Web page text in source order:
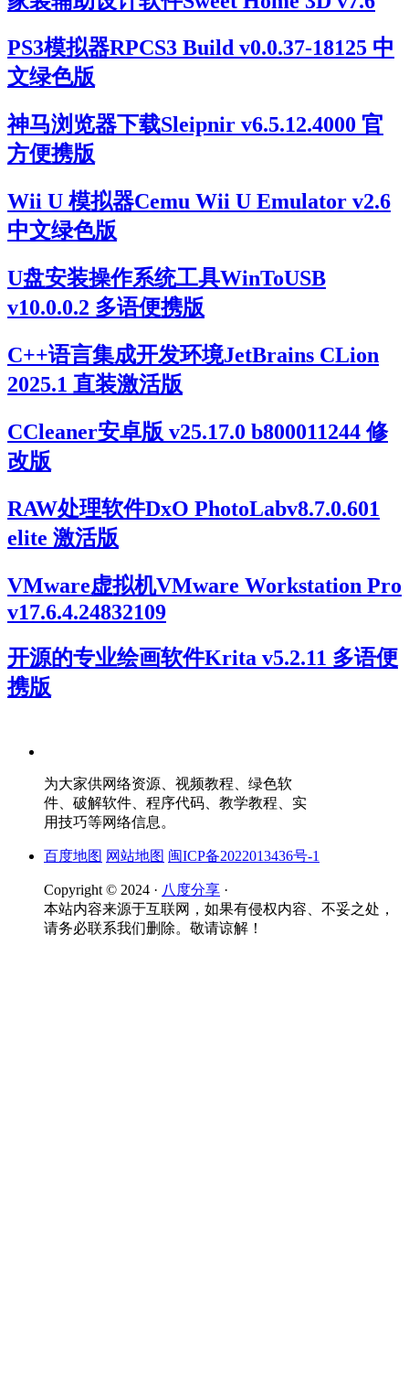
PS3模拟器RPCS3 Build v0.0.37-18125 中
文绿色版
神马浏览器下载Sleipnir v6.5.12.4000 官
方便携版
Wii U 模拟器Cemu Wii U Emulator v2.6
中文绿色版
U盘安装操作系统工具WinToUSB
v10.0.0.2 多语便携版
C++语言集成开发环境JetBrains CLion
2025.1 直装激活版
CCleaner安卓版 v25.17.0 b800011244 修
改版
RAW处理软件DxO PhotoLabv8.7.0.601
elite 激活版
VMware虚拟机VMware Workstation Pro
v17.6.4.24832109
开源的专业绘画软件Krita v5.2.11 多语便
携版
为大家供网络资源、视频教程、绿色软
件、破解软件、程序代码、教学教程、实
用技巧等网络信息。
百度地图 网站地图 闽ICP备2022013436号-1
Copyright © 2024 · 八度分享 ·
本站内容来源于互联网，如果有侵权内容、不妥之处，
请务必联系我们删除。敬请谅解！